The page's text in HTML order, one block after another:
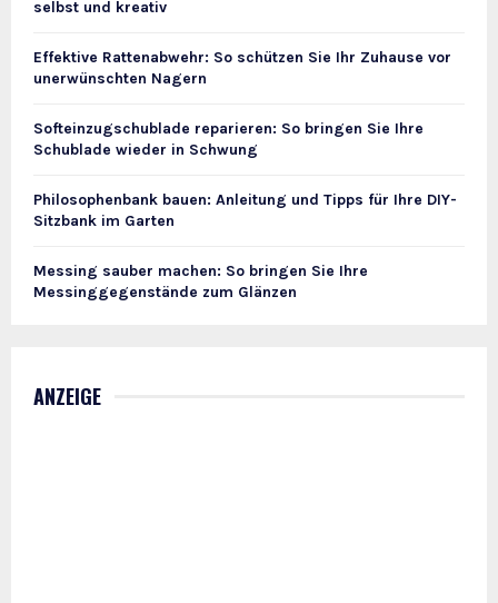
selbst und kreativ
Effektive Rattenabwehr: So schützen Sie Ihr Zuhause vor
unerwünschten Nagern
Softeinzugschublade reparieren: So bringen Sie Ihre
Schublade wieder in Schwung
Philosophenbank bauen: Anleitung und Tipps für Ihre DIY-
Sitzbank im Garten
Messing sauber machen: So bringen Sie Ihre
Messinggegenstände zum Glänzen
ANZEIGE